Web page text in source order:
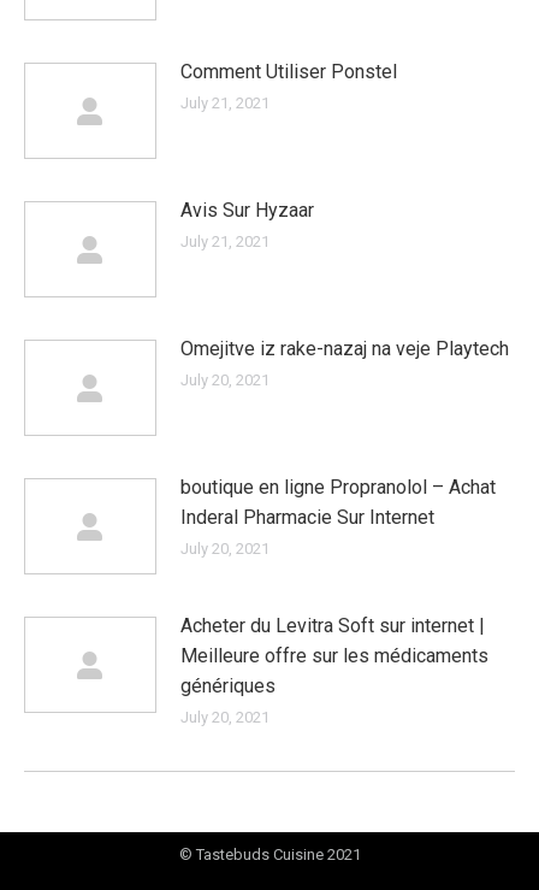
Comment Utiliser Ponstel
July 21, 2021
Avis Sur Hyzaar
July 21, 2021
Omejitve iz rake-nazaj na veje Playtech
July 20, 2021
boutique en ligne Propranolol – Achat
Inderal Pharmacie Sur Internet
July 20, 2021
Acheter du Levitra Soft sur internet |
Meilleure offre sur les médicaments
génériques
July 20, 2021
© Tastebuds Cuisine 2021